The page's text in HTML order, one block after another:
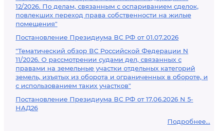
12/2026. По делам, связанным с оспариванием сделок,
повлекших переход права собственности на жилые
помещения"
Постановление Президиума ВС РФ от 01.07.2026
"Тематический обзор ВС Российской Федерации N
11/2026. О рассмотрении судами дел, связанных с
правами на земельные участки отдельных категорий
земель, изъятых из оборота и ограниченных в обороте, и
с использованием таких участков"
Постановление Президиума ВС РФ от 17.06.2026 N 5-
НАД26
Подробнее...